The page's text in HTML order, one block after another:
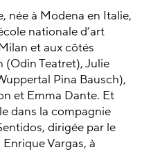
née à Modena en Italie,
nationale d’art
et aux côtés
(Odin Teatret), Julie
Pina Bausch),
et Emma Dante. Et
dans la compagnie
dirigée par le
Vargas, à